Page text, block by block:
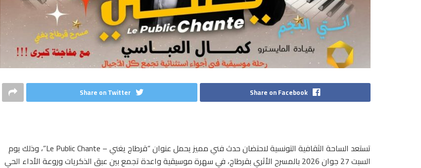
Share on Facebook
Share on Twitter
تستعد الساحة الثقافية التونسية لاحتضان حدث فني مميز يحمل عنوان “قرطاج يغني – Le Public Chante”، وذلك يوم
السبت 27 جوان 2026 بالمسرح الأثري بقرطاج، في سهرة موسيقية واعدة تجمع بين عبق الذكريات وروعة الأداء الحي